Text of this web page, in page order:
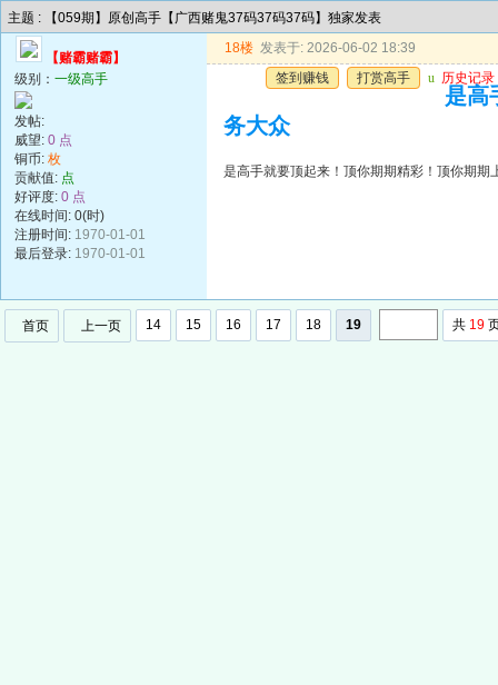
主题 : 【059期】原创高手【广西赌鬼37码37码37码】独家发表
【赌霸赌霸】
级别： 一级高手
发帖:
威望: 0 点
铜币: 枚
贡献值: 点
好评度: 0 点
在线时间: 0(时)
注册时间: 1970-01-01
最后登录: 1970-01-01
18楼 发表于: 2026-06-02 18:39
签到赚钱
打赏高手 u 历史记录
是高
务大众
是高手就要顶起来！顶你期期精彩！顶你期期
首页 上一页 14 15 16 17 18 19 共 19